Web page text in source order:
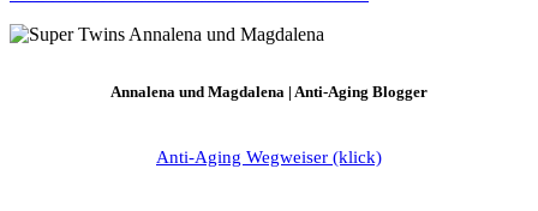
Annalena und Magdalena | Anti-Aging Blogger
Anti-Aging Wegweiser (klick)